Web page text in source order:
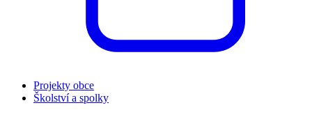
Projekty obce
Školství a spolky